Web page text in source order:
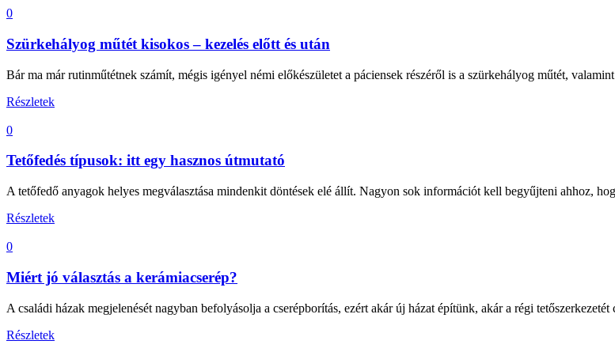
0
Szürkehályog műtét kisokos – kezelés előtt és után
Bár ma már rutinműtétnek számít, mégis igényel némi előkészületet a páciensek részéről is a szürkehályog műtét,
Részletek
0
Tetőfedés típusok: itt egy hasznos útmutató
A tetőfedő anyagok helyes megválasztása mindenkit döntések elé állít. Nagyon sok információt kell begyűjteni ahhoz,
Részletek
0
Miért jó választás a kerámiacserép?
A családi házak megjelenését nagyban befolyásolja a cserépborítás, ezért akár új házat építünk, akár a régi tetőszerkezetét
Részletek